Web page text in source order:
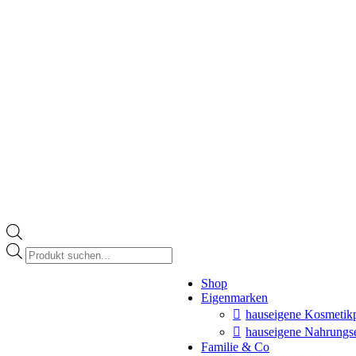
Products
search
Shop
Eigenmarken
hauseigene
hauseigene
Familie & Co